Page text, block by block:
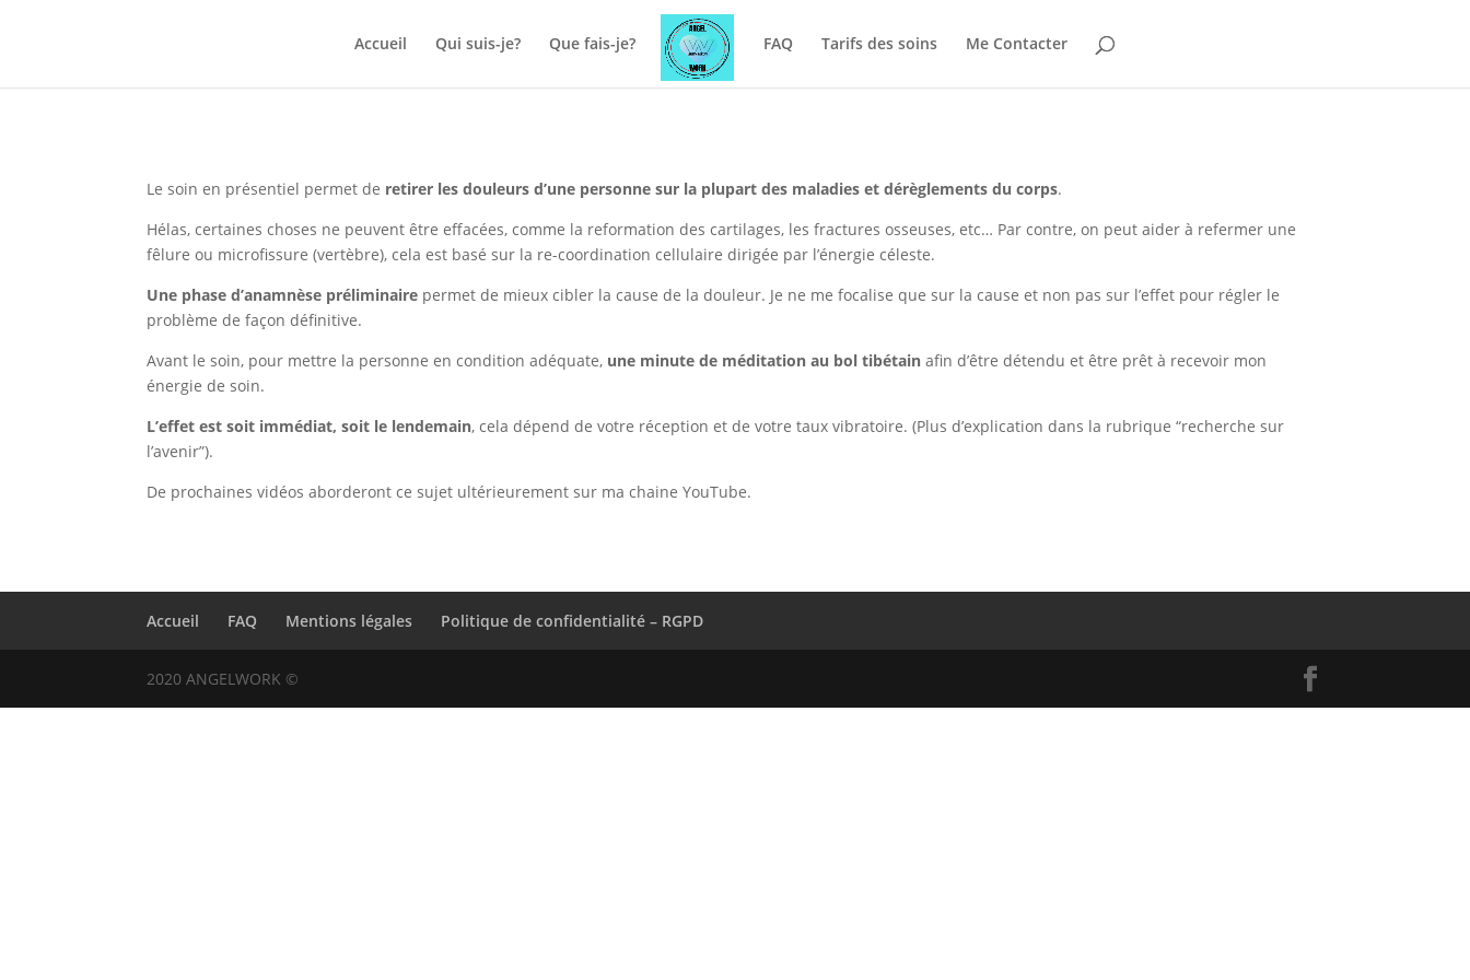
Accueil Qui suis-je? Que fais-je? FAQ Tarifs des soins Me Contacter
Le soin en présentiel permet de retirer les douleurs d’une personne sur la plupart des maladies et dérèglements du corps.
Hélas, certaines choses ne peuvent être effacées, comme la reformation des cartilages, les fractures osseuses, etc… Par contre, on peut aider à refermer une
fêlure ou microfissure (vertèbre), cela est basé sur la re-coordination cellulaire dirigée par l’énergie céleste.
Une phase d’anamnèse préliminaire permet de mieux cibler la cause de la douleur. Je ne me focalise que sur la cause et non pas sur l’effet pour régler le
problème de façon définitive.
Avant le soin, pour mettre la personne en condition adéquate, une minute de méditation au bol tibétain afin d’être détendu et être prêt à recevoir mon
énergie de soin.
L’effet est soit immédiat, soit le lendemain, cela dépend de votre réception et de votre taux vibratoire. (Plus d’explication dans la rubrique “recherche sur
l’avenir”).
De prochaines vidéos aborderont ce sujet ultérieurement sur ma chaine YouTube.
Accueil FAQ Mentions légales Politique de confidentialité – RGPD
2020 ANGELWORK ©